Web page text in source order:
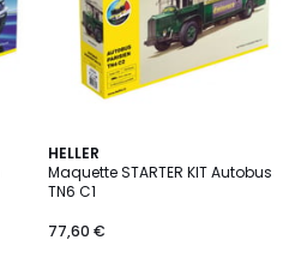
HELLER
Maquette STARTER KIT Autobus
TN6 C1
77,60 €